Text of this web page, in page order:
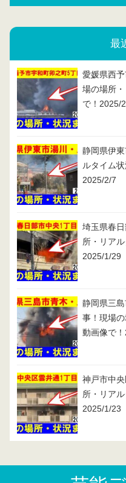
最
愛媛県西
場の場所
で！2025/
静岡県伊
ルタイム
2025/2/7
埼玉県春
所・リア
2025/1/29
静岡県三
事！現場
動画像で
神戸市中
所・リア
2025/1/23